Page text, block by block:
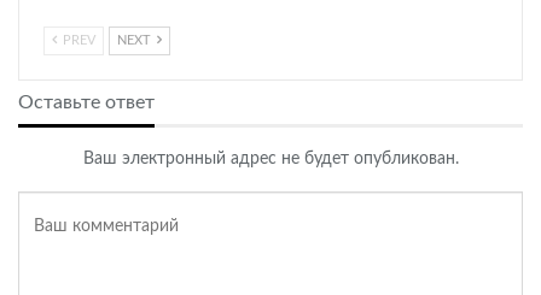
PREV NEXT
Оставьте ответ
Ваш электронный адрес не будет опубликован.